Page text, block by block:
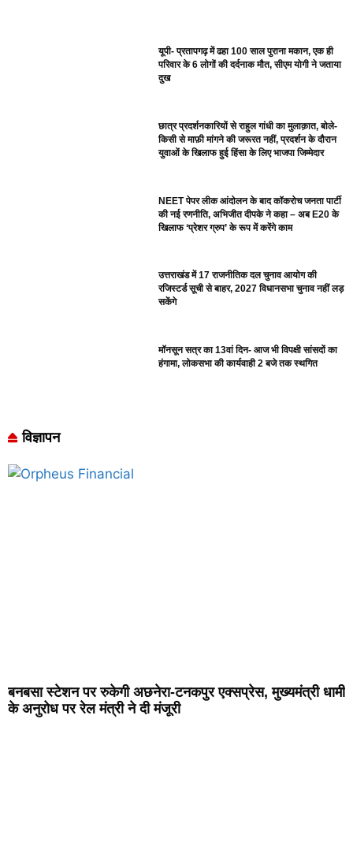
यूपी- प्रतापगढ़ में ढहा 100 साल पुराना मकान, एक ही
परिवार के 6 लोगों की दर्दनाक मौत, सीएम योगी ने जताया
दुख
छात्र प्रदर्शनकारियों से राहुल गांधी का मुलाक़ात, बोले-
किसी से माफ़ी मांगने की जरूरत नहीं, प्रदर्शन के दौरान
युवाओं के खिलाफ हुई हिंसा के लिए भाजपा जिम्मेदार
NEET पेपर लीक आंदोलन के बाद कॉकरोच जनता पार्टी
की नई रणनीति, अभिजीत दीपके ने कहा – अब E20 के
खिलाफ ‘प्रेशर ग्रुप’ के रूप में करेंगे काम
उत्तराखंड में 17 राजनीतिक दल चुनाव आयोग की
रजिस्टर्ड सूची से बाहर, 2027 विधानसभा चुनाव नहीं लड़
सकेंगे
मॉनसून सत्र का 13वां दिन- आज भी विपक्षी सांसदों का
हंगामा, लोकसभा की कार्यवाही 2 बजे तक स्थगित
विज्ञापन
बनबसा स्टेशन पर रुकेगी अछनेरा-टनकपुर एक्सप्रेस, मुख्यमंत्री धामी
के अनुरोध पर रेल मंत्री ने दी मंजूरी